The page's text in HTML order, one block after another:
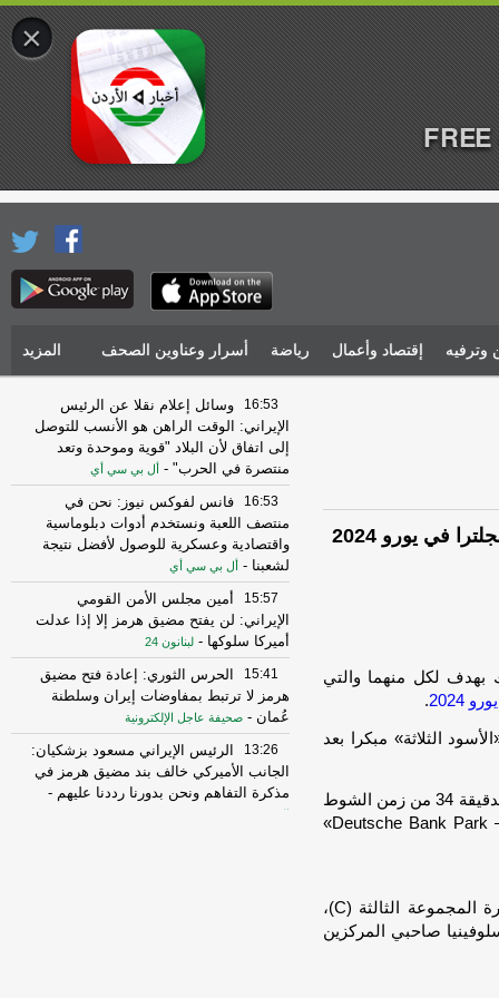
وترفيه إقتصاد وأعمال رياضة أسرار وعناوين الصحف المزيد
في يورو 2024
بهدف لكل منهما والتي
يورو 2024 .
الثلاثة» مبكرا بعد
ورد لاعب خط الوسط الدنماركي مورتين هيولماند عند الدقيقة 34 من زمن الشوط
الأول للقاء، الذي جرى على ملعب «دوتش بانك بارك – Deutsche Bank Park»
ورفع المنتخب الإنجليزي رصيده إلى 4 نقاط، في صدارة المجموعة الثالثة (C)،
صاحبي المركزين
16:53
وسائل إعلام نقلا عن الرئيس
الإيراني: الوقت الراهن هو الأنسب للتوصل
إلى اتفاق لأن البلاد "قوية وموحدة وتعد
منتصرة في الحرب" - أل بي سي أي
16:53
فانس لفوكس نيوز: نحن في
منتصف اللعبة ونستخدم أدوات دبلوماسية
واقتصادية وعسكرية للوصول لأفضل نتيجة
لشعبنا - أل بي سي أي
15:57
أمين مجلس الأمن القومي
الإيراني: لن يفتح مضيق هرمز إلا إذا عدلت
أميركا سلوكها - لبنانون 24
15:41
الحرس الثوري: إعادة فتح مضيق
هرمز لا ترتبط بمفاوضات إيران وسلطنة
عُمان - صحيفة عاجل الإلكترونية
13:26
الرئيس الإيراني مسعود بزشكيان:
الجانب الأميركي خالف بند مضيق هرمز في
مذكرة التفاهم ونحن بدورنا رددنا عليهم -
×